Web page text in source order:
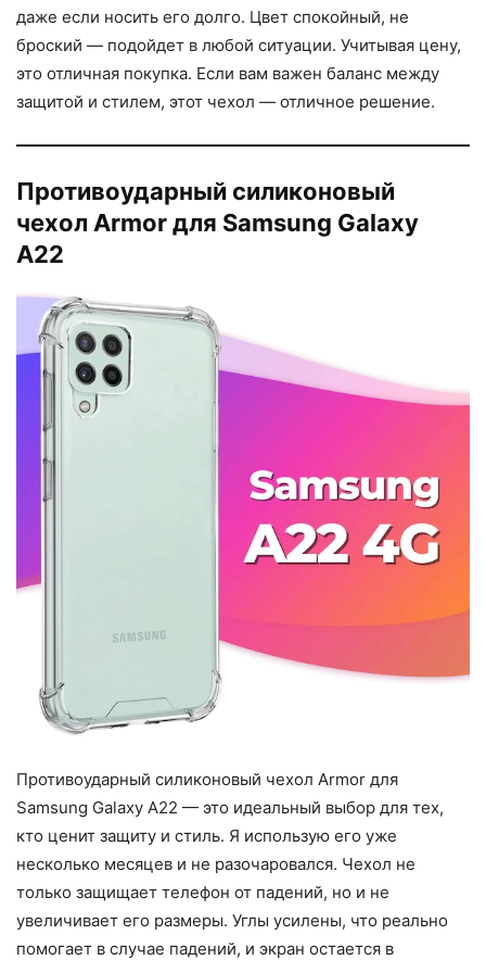
даже если носить его долго. Цвет спокойный, не
броский — подойдет в любой ситуации. Учитывая цену,
это отличная покупка. Если вам важен баланс между
защитой и стилем, этот чехол — отличное решение.
Противоударный силиконовый
чехол Armor для Samsung Galaxy
A22
Противоударный силиконовый чехол Armor для
Samsung Galaxy A22 — это идеальный выбор для тех,
кто ценит защиту и стиль. Я использую его уже
несколько месяцев и не разочаровался. Чехол не
только защищает телефон от падений, но и не
увеличивает его размеры. Углы усилены, что реально
помогает в случае падений, и экран остается в